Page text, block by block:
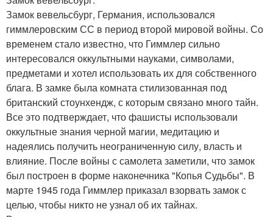
Замок вевельсбург, Германия, использовался
гиммлеровским СС в период второй мировой войны. Со
временем стало известно, что Гиммлер сильно
интересовался оккультными науками, символами,
предметами и хотел использовать их для собственного
блага. В замке была комната стилизованная под
британский стоунхендж, с которым связано много тайн.
Все это подтверждает, что фашисты использовали
оккультные знания черной магии, медитацию и
надеялись получить неограниченную силу, власть и
влияние. После войны с самолета заметили, что замок
был построен в форме наконечника "Копья Судьбы". В
марте 1945 года Гиммлер приказал взорвать замок с
целью, чтобы никто не узнал об их тайнах.